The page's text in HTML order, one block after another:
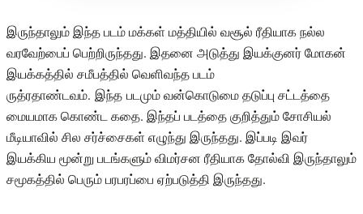
இருந்தாலும் இந்த படம் மக்கள் மத்தியில் வசூல் ரீதியாக நல்ல
வரவேற்பைப் பெற்றிருந்தது. இதனை அடுத்து இயக்குனர் மோகன்
இயக்கத்தில் சமீபத்தில் வெளிவந்த படம்
ருத்ரதாண்டவம். இந்த படமும் வன்கொடுமை தடுப்பு சட்டத்தை
மையமாக கொண்ட கதை. இந்தப் படத்தை குறித்தும் சோசியல்
மீடியாவில் சில சர்ச்சைகள் எழுந்து இருந்தது. இப்படி இவர்
இயக்கிய மூன்று படங்களும் விமர்சன ரீதியாக தோல்வி இருந்தாலும்
சமூகத்தில் பெரும் பரபரப்பை ஏற்படுத்தி இருந்தது.